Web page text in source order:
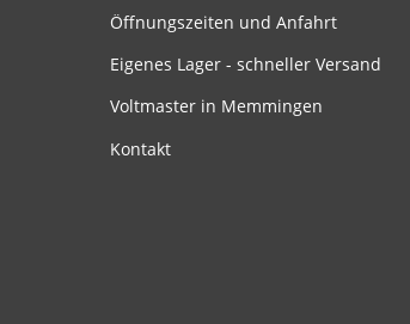
Öffnungszeiten und Anfahrt
Eigenes Lager - schneller Versand
Voltmaster in Memmingen
Kontakt